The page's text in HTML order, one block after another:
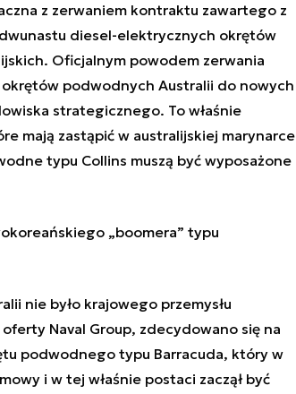
z zerwaniem kontraktu zawartego z
diesel-elektrycznych okrętów
Oficjalnym powodem zerwania
podwodnych Australii do nowych
strategicznego. To właśnie
mają zastąpić w australijskiej marynarce
typu Collins muszą być wyposażone
„boomera” typu
nie było krajowego przemysłu
Naval Group, zdecydowano się na
podwodnego typu Barracuda, który w
i w tej właśnie postaci zaczął być